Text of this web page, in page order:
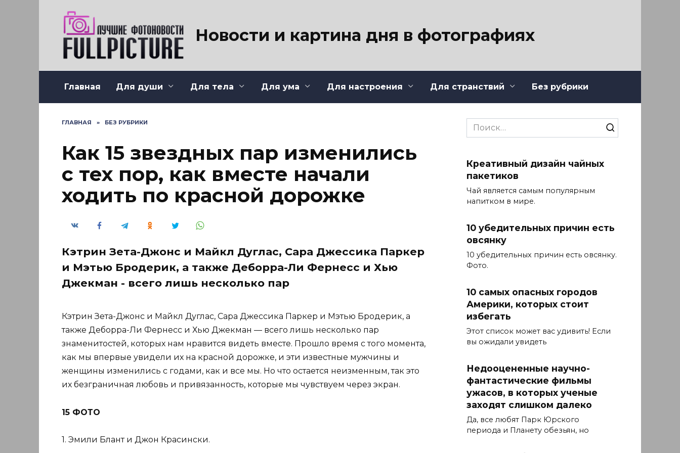
Новости и картина дня в фотографиях
Главная Для души Для тела Для ума Для настроения Для странствий Без рубрики
ГЛАВНАЯ » БЕЗ РУБРИКИ
Как 15 звездных пар изменились
с тех пор, как вместе начали
ходить по красной дорожке
Кэтрин Зета-Джонс и Майкл Дуглас, Сара Джессика Паркер
и Мэтью Бродерик, а также Деборра-Ли Фернесс и Хью
Джекман - всего лишь несколько пар
Кэтрин Зета-Джонс и Майкл Дуглас, Сара Джессика Паркер и Мэтью Бродерик, а
также Деборра-Ли Фернесс и Хью Джекман — всего лишь несколько пар
знаменитостей, которых нам нравится видеть вместе. Прошло время с того момента,
как мы впервые увидели их на красной дорожке, и эти известные мужчины и
женщины изменились с годами, как и все мы. Но что остается неизменным, так это
их безграничная любовь и привязанность, которые мы чувствуем через экран.
15 ФОТО
1. Эмили Блант и Джон Красински.
Search
for:
Креативный дизайн чайных
пакетиков
Чай является самым популярным
напитком в мире.
10 убедительных причин есть
овсянку
10 убедительных причин есть овсянку.
Фото.
10 самых опасных городов
Америки, которых стоит
избегать
Этот список может вас удивить! Если
вы ожидали увидеть
Недооцененные научно-
фантастические фильмы
ужасов, в которых ученые
заходят слишком далеко
Да, все любят Парк Юрского
периода и Планету обезьян, но